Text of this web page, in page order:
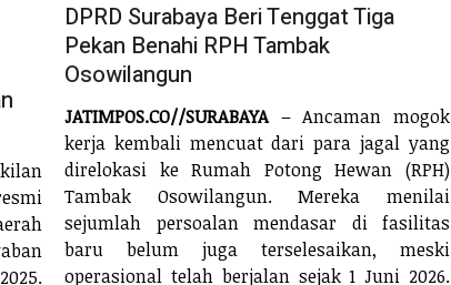
DPRD Surabaya Beri Tenggat Tiga
Pekan Benahi RPH Tambak
Osowilangun
JATIMPOS.CO//SURABAYA– Ancaman mogok
kerja kembali mencuat dari para jagal yang
direlokasi ke Rumah Potong Hewan (RPH)
Tambak Osowilangun. Mereka menilai
sejumlah persoalan mendasar di fasilitas
baru belum juga terselesaikan, meski
operasional telah berjalan sejak 1 Juni 2026.